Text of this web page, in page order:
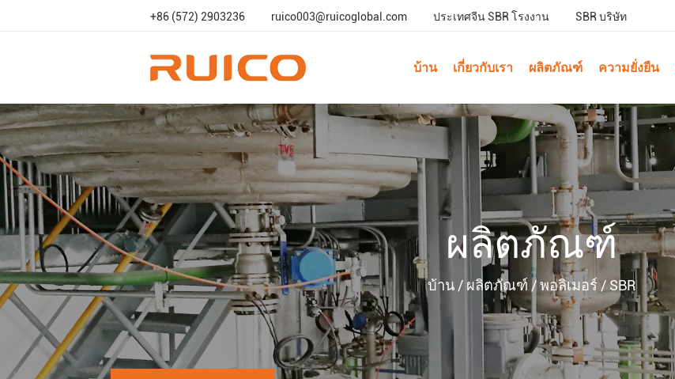
+86 (572) 2903236 ruico003@ruicoglobal.com ประเทศจีน SBR โรงงาน SBR บริษัท
บ้าน เกี่ยวกับเรา ผลิตภัณฑ์ ความยั่งยืน
ผลิตภัณฑ์
บ้าน/ ผลิตภัณฑ์ /พอลิเมอร์/ SBR